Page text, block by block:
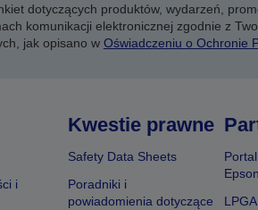
dotyczących produktów, wydarzeń,
komunikacji elektronicznej zgodnie z
jak opisano w Oświadczeniu o Ochronie
i
Kwestie prawne
Safety Data Sheets
Poradniki i
powiadomienia dotyczące
Epson
LPGA